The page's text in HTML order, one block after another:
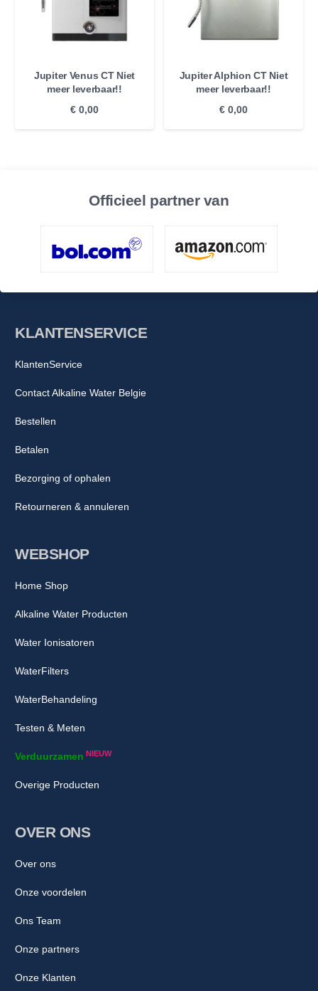
Jupiter Venus CT Niet
meer leverbaar!!
€ 0,00
Jupiter Alphion CT Niet
meer leverbaar!!
€ 0,00
Officieel partner van
WEBSHOP
Home Shop
Alkaline Water Producten
Water Ionisatoren
WaterFilters
WaterBehandeling
Testen & Meten
Verduurzamen NIEUW
Overige Producten
OVER ONS
Over ons
Onze voordelen
Ons Team
Onze partners
Onze Klanten
KLANTENSERVICE
KlantenService
Contact Alkaline Water Belgie
Bestellen
Betalen
Bezorging of ophalen
Retourneren & annuleren